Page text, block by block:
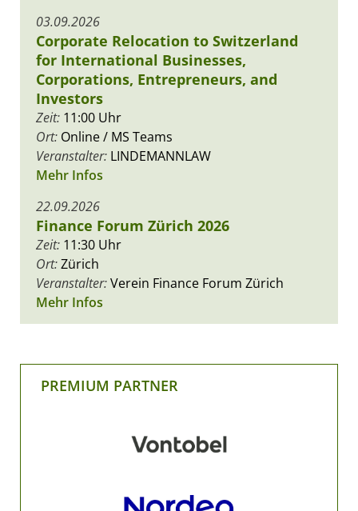
03.09.2026
Corporate Relocation to Switzerland
for International Businesses,
Corporations, Entrepreneurs, and
Investors
Zeit: 11:00 Uhr
Ort: Online / MS Teams
Veranstalter: LINDEMANNLAW
Mehr Infos
22.09.2026
Finance Forum Zürich 2026
Zeit: 11:30 Uhr
Ort:Zürich
Veranstalter:Verein Finance Forum Zürich
Mehr Infos
PREMIUM PARTNER